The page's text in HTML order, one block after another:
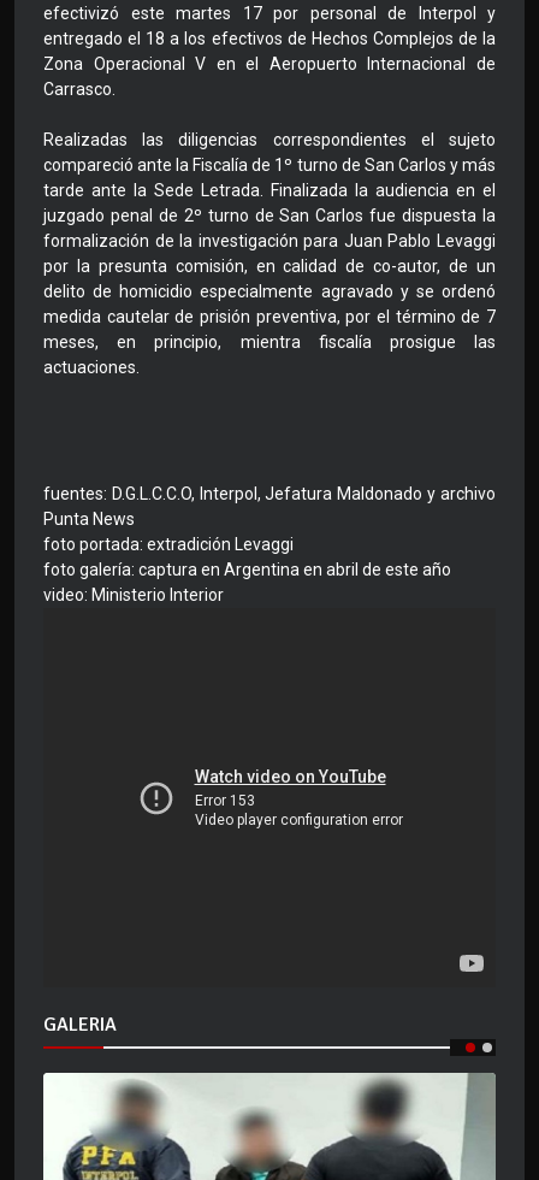
efectivizó este martes 17 por personal de Interpol y
entregado el 18 a los efectivos de Hechos Complejos de la
Zona Operacional V en el Aeropuerto Internacional de
Carrasco.
Realizadas las diligencias correspondientes el sujeto
compareció ante la Fiscalía de 1º turno de San Carlos y más
tarde ante la Sede Letrada. Finalizada la audiencia en el
juzgado penal de 2º turno de San Carlos fue dispuesta la
formalización de la investigación para Juan Pablo Levaggi
por la presunta comisión, en calidad de co-autor, de un
delito de homicidio especialmente agravado y se ordenó
medida cautelar de prisión preventiva, por el término de 7
meses, en principio, mientra fiscalía prosigue las
actuaciones.
fuentes: D.G.L.C.C.O, Interpol, Jefatura Maldonado y archivo
Punta News
foto portada: extradición Levaggi
foto galería: captura en Argentina en abril de este año
video: Ministerio Interior
GALERIA